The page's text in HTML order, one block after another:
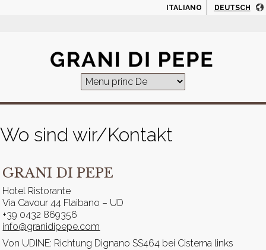
Jump to navigationITALIANO DEUTSCH
Wo sind wir/Kontakt
GRANI DI PEPE
Hotel Ristorante
Via Cavour 44 Flaibano – UD
+39 0432 869356
info@granidipepe.com
Von UDINE: Richtung Dignano SS464 bei Cisterna links